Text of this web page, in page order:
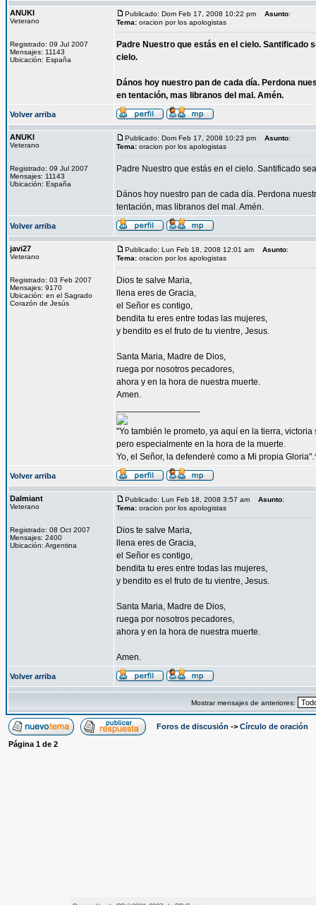
ANUKI
Veterano
Registrado: 09 Jul 2007
Mensajes: 11143
Ubicación: España
Publicado: Dom Feb 17, 2008 10:22 pm Asunto:
Tema: oracion por los apologistas
Padre Nuestro que estás en el cielo. Santificado
cielo.
Dános hoy nuestro pan de cada día. Perdona
en tentación, mas libranos del mal. Amén.
Volver arriba
ANUKI
Veterano
Registrado: 09 Jul 2007
Mensajes: 11143
Ubicación: España
Publicado: Dom Feb 17, 2008 10:23 pm Asunto:
Tema: oracion por los apologistas
Padre Nuestro que estás en el cielo. Santificado
Dános hoy nuestro pan de cada día. Perdona
tentación, mas libranos del mal. Amén.
Volver arriba
javi27
Veterano
Registrado: 03 Feb 2007
Mensajes: 9170
Ubicación: en el Sagrado
Corazón de Jesús
Publicado: Lun Feb 18, 2008 12:01 am Asunto:
Tema: oracion por los apologistas
Dios te salve Maria,
llena eres de Gracia,
el Señor es contigo,
bendita tu eres entre todas las mujeres,
y bendito es el fruto de tu vientre, Jesus.
Santa Maria, Madre de Dios,
ruega por nosotros pecadores,
ahora y en la hora de nuestra muerte.
Amen.
"Yo también le prometo, ya aquí en la tierra,
pero especialmente en la hora de la muerte.
Yo, el Señor, la defenderé como a Mi propia
Volver arriba
Dalmiant
Veterano
Registrado: 08 Oct 2007
Mensajes: 2400
Ubicación: Argentina
Publicado: Lun Feb 18, 2008 3:57 am Asunto:
Tema: oracion por los apologistas
Dios te salve Maria,
llena eres de Gracia,
el Señor es contigo,
bendita tu eres entre todas las mujeres,
y bendito es el fruto de tu vientre, Jesus.
Santa Maria, Madre de Dios,
ruega por nosotros pecadores,
ahora y en la hora de nuestra muerte.
Amen.
Volver arriba
Mostrar mensajes de anteriores:
Foros de discusión -> Círculo de oración
Página 1 de 2